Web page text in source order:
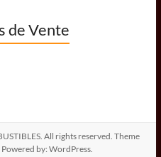
de Vente
. All rights reserved. Theme
Powered by:WordPress